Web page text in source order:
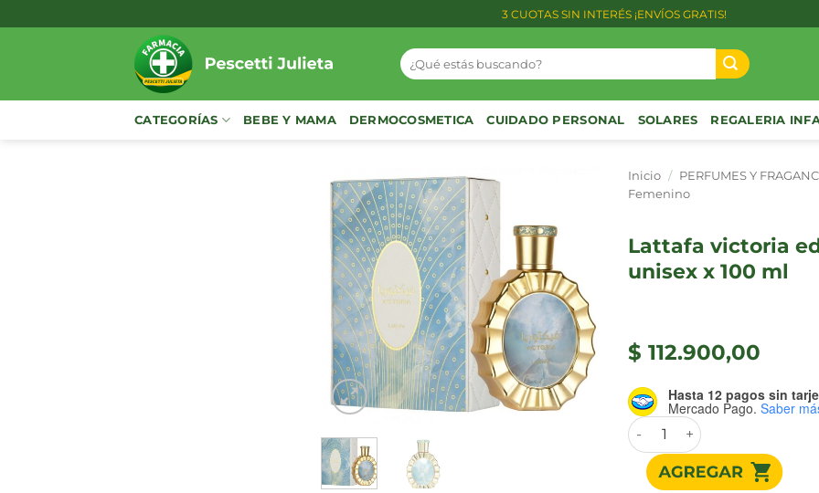
al
3 CUOTAS SIN INTERÉS ¡ENVÍOS GRATIS!
Buscar
por:
CATEGORÍAS BEBE Y MAMA DERMOCOSMETICA CUIDADO PERSONAL SOLARES REGALERIA
Inicio / PERFUMES Y
Femenino
lattafa victoria edp
unisex x 100 ml
$ 112.900,00
Hasta 12 pagos sin
Mercado Pago. Saber
Lattafa Victoria EDP